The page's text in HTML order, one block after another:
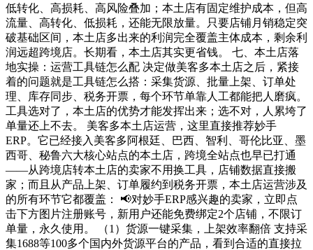
低转化、高损耗、高风险叠加；本土店有固定维护成本，但高
流量、高转化、低损耗，还能无限放量。只要店铺月销稳定突
破基础区间，本土店多出来的利润完全覆盖主体成本，剩余利
润远超跨境店。长期看，本土店其实更省钱。 七、本土店落
地实操：运营工具链怎么配 决定做美客多本土店之后，紧接
着的问题就是工具链怎么搭：采集货源、批量上架、订单处
理、库存同步、税务开票，每个环节单靠人工都能把人磨疯。
工具选对了，本土店的优势才能发挥出来；选不对，人累垮了
单量还上不去。 美客多本土店运营，这里直接推荐妙手
ERP。它已经接入美客多阿根廷、巴西、智利、哥伦比亚、墨
西哥、秘鲁六大核心站点的本土店，跨境全站点也早已打通
——从跨境店转本土店的卖家不用换工具，店铺数据直接搬
家；而且从产品上架、订单履约到税务开票，本土店运营涉及
的所有环节它都覆盖： 📢对妙手ERP感兴趣的卖家，立即点
击下方图片注册账号，新用户还能免费绑定2个店铺，不限订
单量，永久使用。 （1）货源一键采集，上架效率翻倍 支持采
集1688等100多个国内外货源平台的产品，看到合适的直接拉